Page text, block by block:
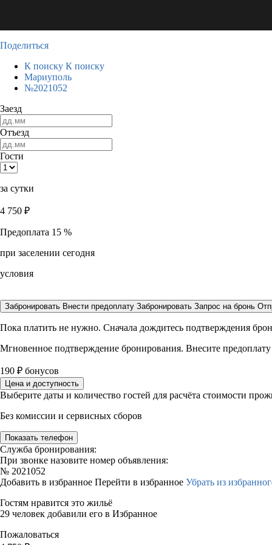
Поделиться
К поиску К поиску
Мариуполь
№2021052
Заезд
Отъезд
Гости
за сутки
4 750 ₽
Предоплата 15 %
при заселении сегодня
условия
Забронировать Внести предоплату Забронировать Запрос на бронь
Пока платить не нужно. Сначала дождитесь подтверждения
Мгновенное подтверждение бронирования. Внесите предоплату
190 ₽ бонусов
Цена и доступность
Выберите даты и количество гостей для расчёта стоимости
Без комиссии и сервисных сборов
Показать телефон
Служба бронирования:
При звонке назовите номер объявления:
№ 2021052
Добавить в избранное Перейти в избранное Убрать из
Гостям нравится это жильё
29 человек добавили его в Избранное
Пожаловаться